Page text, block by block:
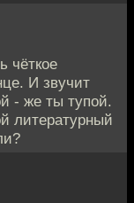
чёткое
И звучит
- же ты тупой.
литературный